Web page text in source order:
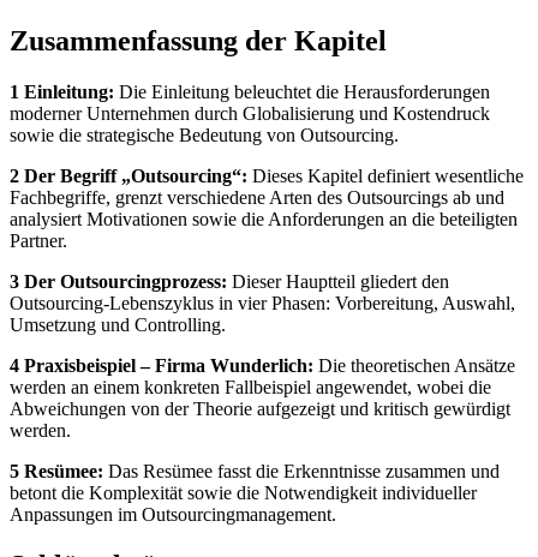
Zusammenfassung der Kapitel
1 Einleitung: Die Einleitung beleuchtet die Herausforderungen
moderner Unternehmen durch Globalisierung und Kostendruck
sowie die strategische Bedeutung von Outsourcing.
2 Der Begriff „Outsourcing“: Dieses Kapitel definiert wesentliche
Fachbegriffe, grenzt verschiedene Arten des Outsourcings ab und
analysiert Motivationen sowie die Anforderungen an die beteiligten
Partner.
3 Der Outsourcingprozess: Dieser Hauptteil gliedert den
Outsourcing-Lebenszyklus in vier Phasen: Vorbereitung, Auswahl,
Umsetzung und Controlling.
4 Praxisbeispiel – Firma Wunderlich: Die theoretischen Ansätze
werden an einem konkreten Fallbeispiel angewendet, wobei die
Abweichungen von der Theorie aufgezeigt und kritisch gewürdigt
werden.
5 Resümee: Das Resümee fasst die Erkenntnisse zusammen und
betont die Komplexität sowie die Notwendigkeit individueller
Anpassungen im Outsourcingmanagement.